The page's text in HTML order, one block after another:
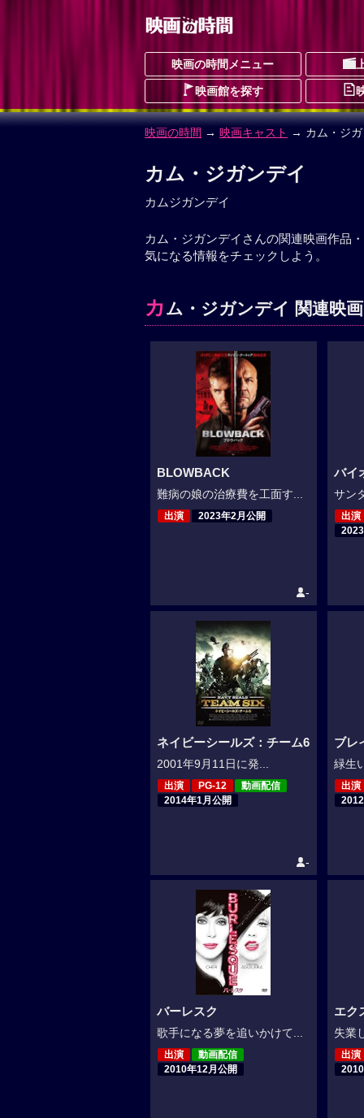
映画の時間メニュー
映画館を探す
映画の時間 → 映画キャスト → カム・ジガ
カム・ジガンデイ
カムジガンデイ
カム・ジガンデイさんの関連映画作品
気になる情報をチェックしよう。
カム・ジガンデイ 関連映
BLOWBACK
難病の娘の治療費を工面す...
出演 2023年2月公開
-
バイ
サン
出演
ネイビーシールズ：チーム6
2001年9月11日に発...
出演 PG-12
動画配信
2014年1月公開
-
ブレ
緑生
出演
バーレスク
歌手になる夢を追いかけて...
出演
動画配信
2010年12月公開
エク
失業
出演